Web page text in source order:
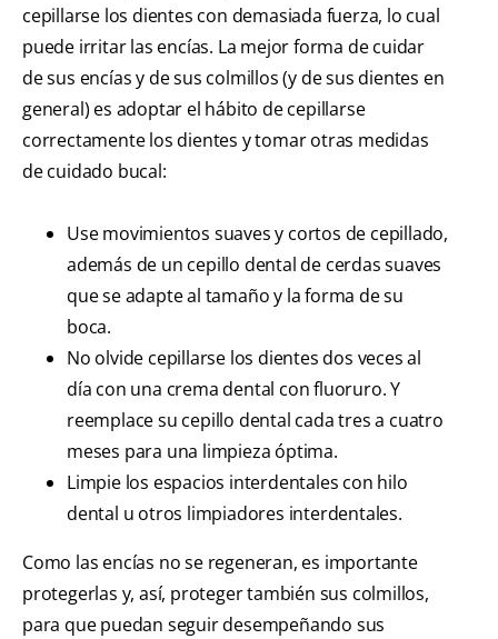
cepillarse los dientes con demasiada fuerza, lo cual
puede irritar las encías. La mejor forma de cuidar
de sus encías y de sus colmillos (y de sus dientes en
general) es adoptar el hábito de cepillarse
correctamente los dientes y tomar otras medidas
de cuidado bucal:
Use movimientos suaves y cortos de cepillado,
además de un cepillo dental de cerdas suaves
que se adapte al tamaño y la forma de su
boca.
No olvide cepillarse los dientes dos veces al
día con una crema dental con fluoruro. Y
reemplace su cepillo dental cada tres a cuatro
meses para una limpieza óptima.
Limpie los espacios interdentales con hilo
dental u otros limpiadores interdentales.
Como las encías no se regeneran, es importante
protegerlas y, así, proteger también sus colmillos,
para que puedan seguir desempeñando sus